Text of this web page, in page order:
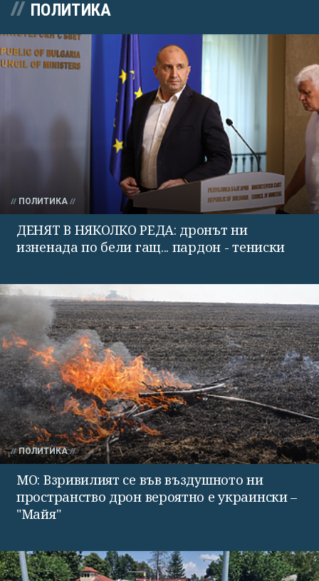
ПОЛИТИКА
ПОЛИТИКА
ДЕНЯТ В НЯКОЛКО РЕДА: дронът ни
изненада по бели гащ... пардон - тениски
ПОЛИТИКА
МО: Взривилият се във въздушното ни
пространство дрон вероятно е украински –
"Майя"